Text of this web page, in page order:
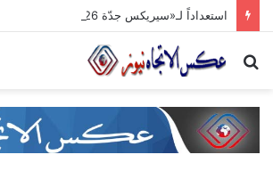
بحث